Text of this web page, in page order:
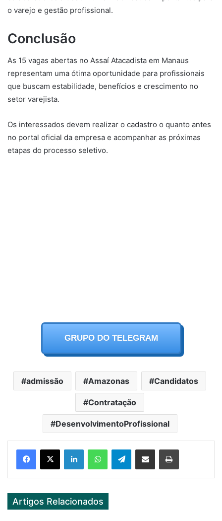
o varejo e gestão profissional.
Conclusão
As 15 vagas abertas no Assaí Atacadista em Manaus
representam uma ótima oportunidade para profissionais
que buscam estabilidade, benefícios e crescimento no
setor varejista.
Os interessados devem realizar o cadastro o quanto antes
no portal oficial da empresa e acompanhar as próximas
etapas do processo seletivo.
GRUPO DO TELEGRAM
admissão Amazonas Candidatos
Contratação
DesenvolvimentoProfissional
Telegram
Artigos Relacionados